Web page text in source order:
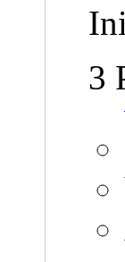
3